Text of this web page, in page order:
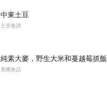
中東土豆
土豆食譜
純素大麥，野生大米和蔓越莓抓飯
美國食品